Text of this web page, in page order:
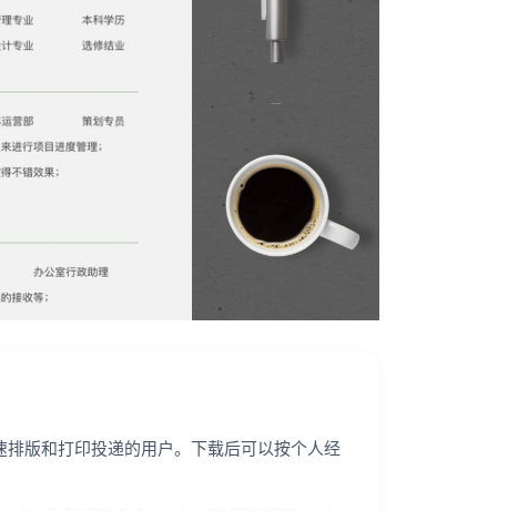
版和打印投递的用户。下载后可以按个人经